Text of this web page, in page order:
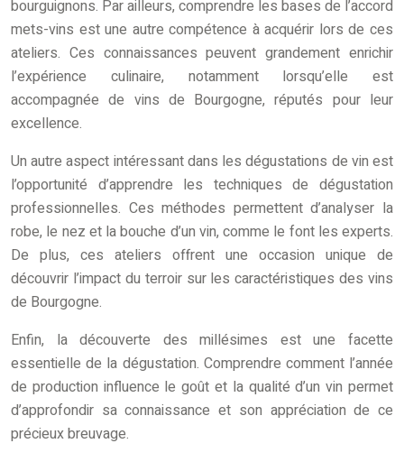
bourguignons. Par ailleurs, comprendre les bases de l’accord
mets-vins est une autre compétence à acquérir lors de ces
ateliers. Ces connaissances peuvent grandement enrichir
l’expérience culinaire, notamment lorsqu’elle est
accompagnée de vins de Bourgogne, réputés pour leur
excellence.
Un autre aspect intéressant dans les dégustations de vin est
l’opportunité d’apprendre les techniques de dégustation
professionnelles. Ces méthodes permettent d’analyser la
robe, le nez et la bouche d’un vin, comme le font les experts.
De plus, ces ateliers offrent une occasion unique de
découvrir l’impact du terroir sur les caractéristiques des vins
de Bourgogne.
Enfin, la découverte des millésimes est une facette
essentielle de la dégustation. Comprendre comment l’année
de production influence le goût et la qualité d’un vin permet
d’approfondir sa connaissance et son appréciation de ce
précieux breuvage.